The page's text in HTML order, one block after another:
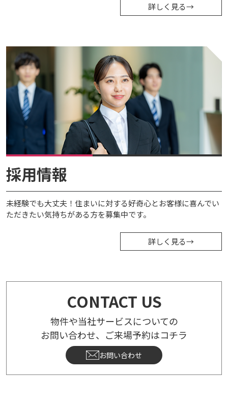
詳しく見る→
採用情報
未経験でも大丈夫！住まいに対する好奇心とお客様に喜んでい
ただきたい気持ちがある方を募集中です。
詳しく見る→
CONTACT US
物件や当社サービスについての
お問い合わせ、ご来場予約はコチラ
お問い合わせ